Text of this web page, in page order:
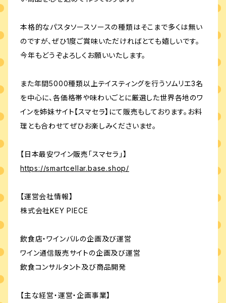
本格的なパスタソースソースの種類はそこまで多くは無い
のですが、ぜひ1度ご賞味いただければとても嬉しいです。
今年もどうぞよろしくお願いいたします。
また年間5000種類以上テイスティングを行うソムリエ3名
を中心に、各価格帯や味わいごとに厳選した世界各地のワ
インを姉妹サイト【スマセラ】にて販売もしております。お料
理とも合わせてぜひお楽しみくださいませ。
【日本最安ワイン販売「スマセラ」】
https://smartcellar.base.shop/
【運営会社情報】
株式会社KEY PIECE
飲食店・ワインバルの企画及び運営
ワイン通信販売サイトの企画及び運営
飲食コンサルタント及び商品開発
【主な経営・運営・企画事業】